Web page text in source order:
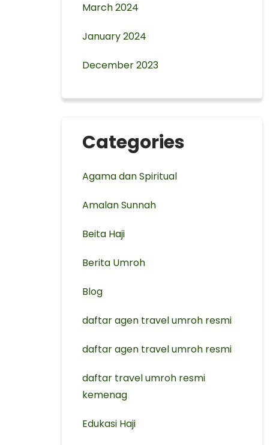
March 2024
January 2024
December 2023
Categories
Agama dan Spiritual
Amalan Sunnah
Beita Haji
Berita Umroh
Blog
daftar agen travel umroh resmi
⁠daftar agen travel umroh resmi
daftar travel umroh resmi
kemenag
Edukasi Haji